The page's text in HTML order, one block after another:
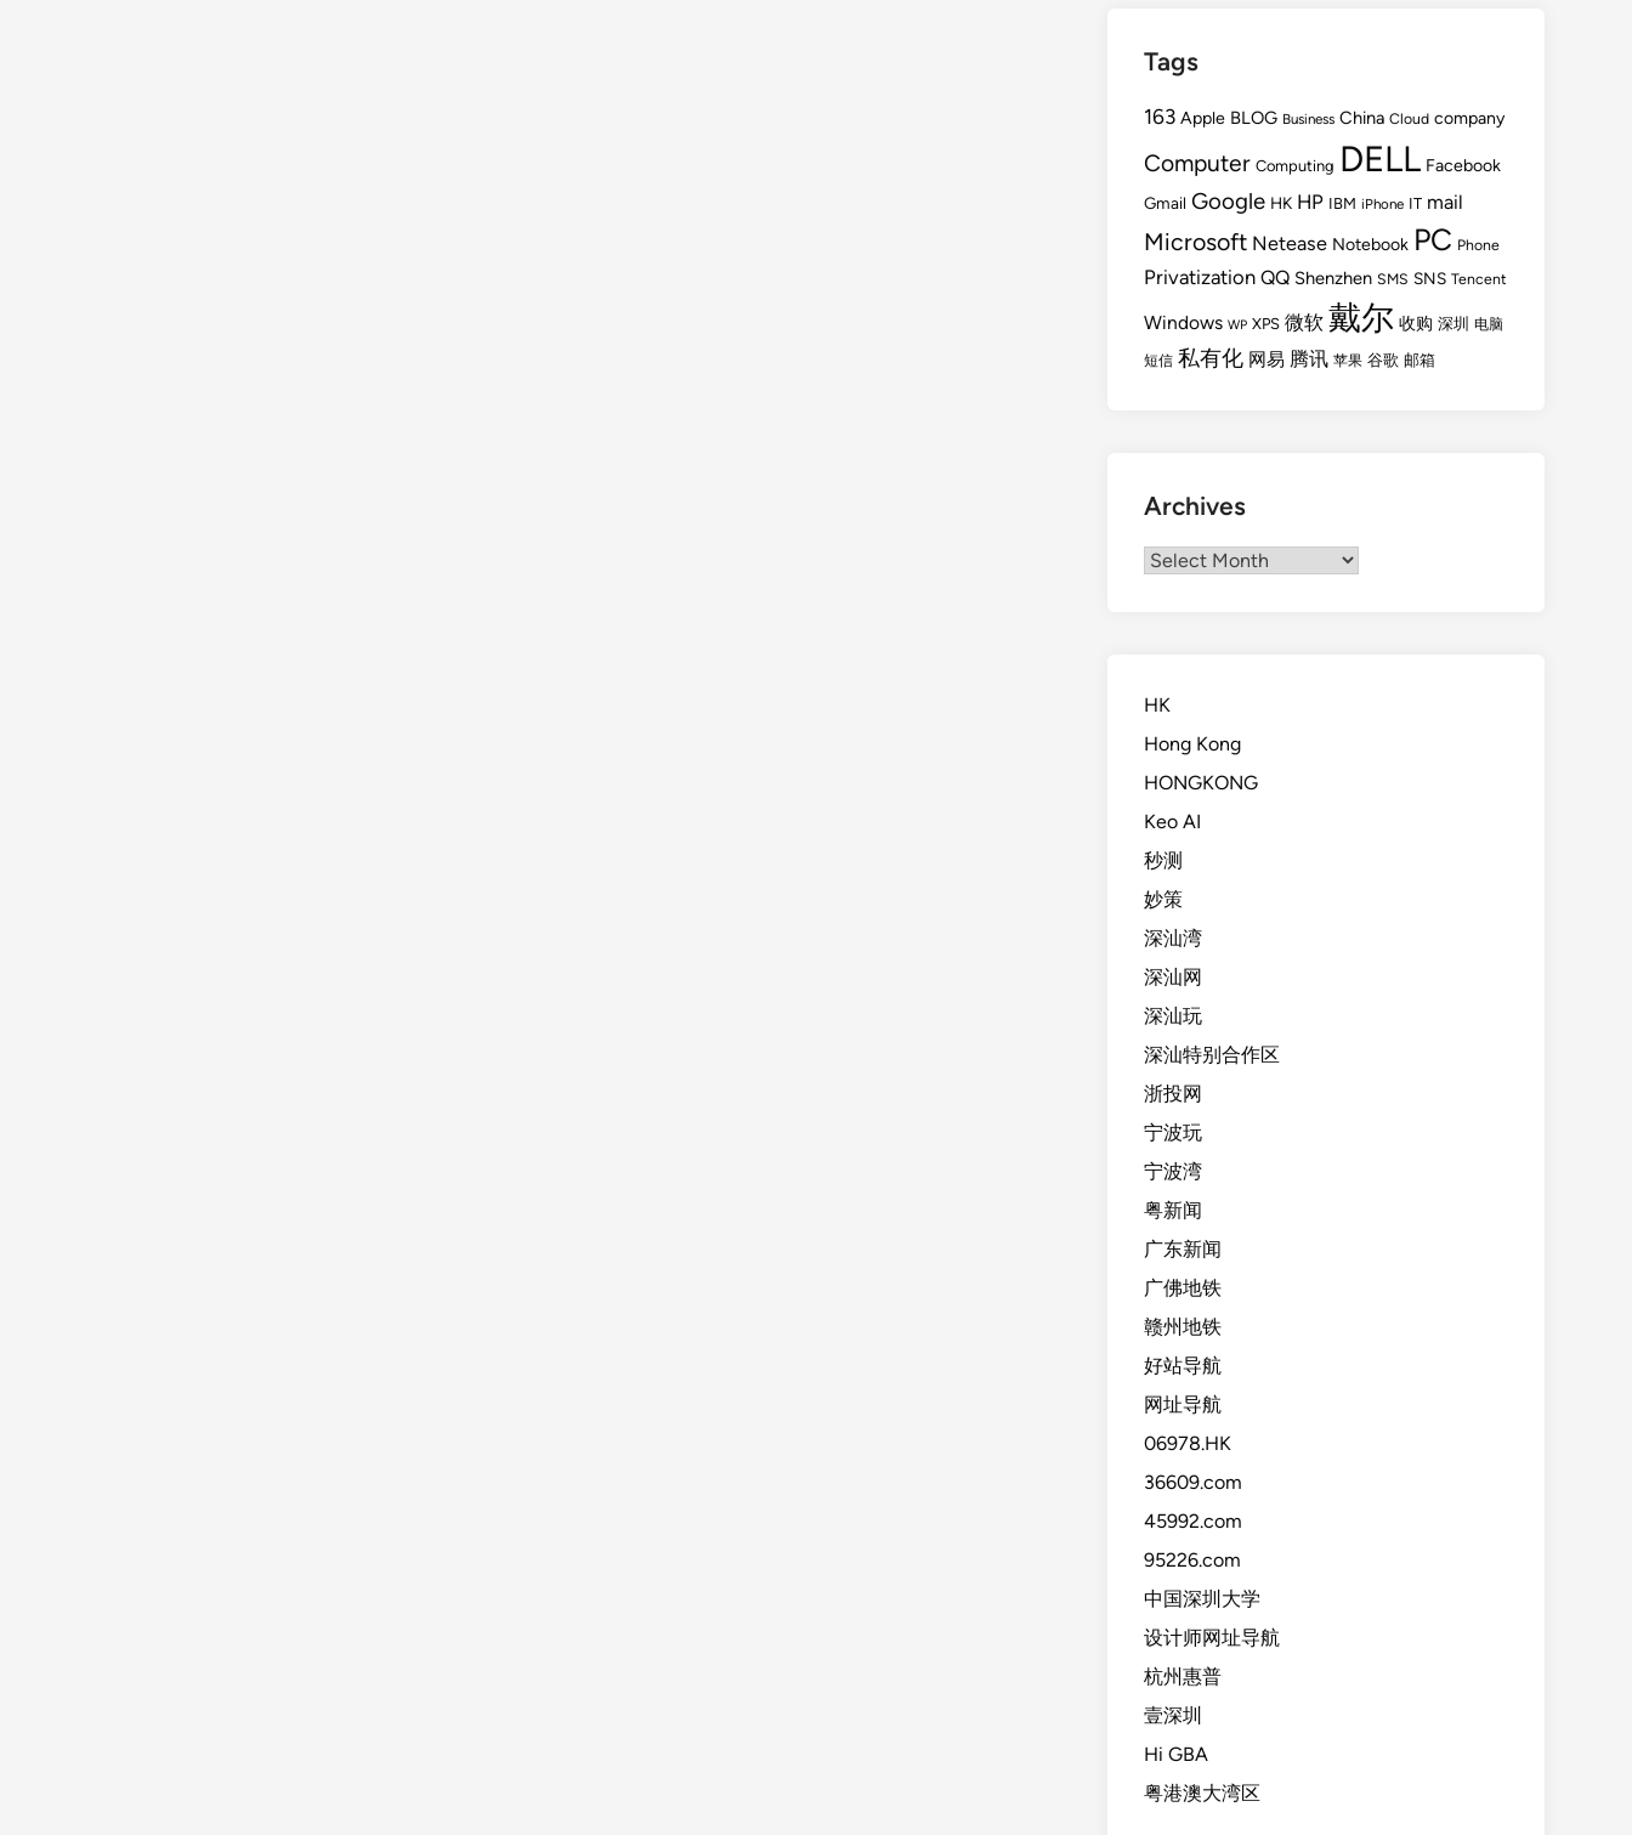
Tags
163 Apple BLOG Business China Cloud company
Computer Computing DELL Facebook
Gmail Google HK HP IBM iPhone IT mail
Microsoft Netease Notebook PC Phone
Privatization QQ Shenzhen SMS SNS Tencent
Windows WP XPS 微软 戴尔 收购 深圳 电脑
短信 私有化 网易 腾讯 苹果 谷歌 邮箱
Archives
Archives
HK
Hong Kong
HONGKONG
Keo AI
秒测
妙策
深汕湾
深汕网
深汕玩
深汕特别合作区
浙投网
宁波玩
宁波湾
粤新闻
广东新闻
广佛地铁
赣州地铁
好站导航
网址导航
06978.HK
36609.com
45992.com
95226.com
中国深圳大学
设计师网址导航
杭州惠普
壹深圳
Hi GBA
粤港澳大湾区